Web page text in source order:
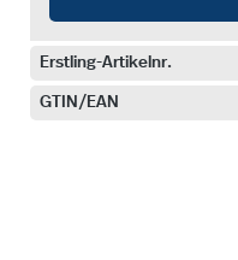
Erstling-Artikelnr.
GTIN/EAN